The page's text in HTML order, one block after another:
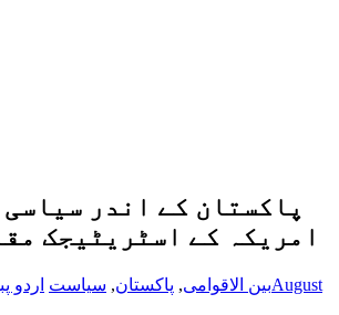
پاکستان کے اندر
امریکہ کے اسٹریٹیجک
بین الاقوامی, پاکستان, سیاست اردو
August